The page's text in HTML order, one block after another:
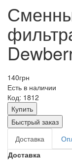
140грн
Есть в наличии
Код: 1812
Купить
Быстрый заказ
Доставка
Доставка